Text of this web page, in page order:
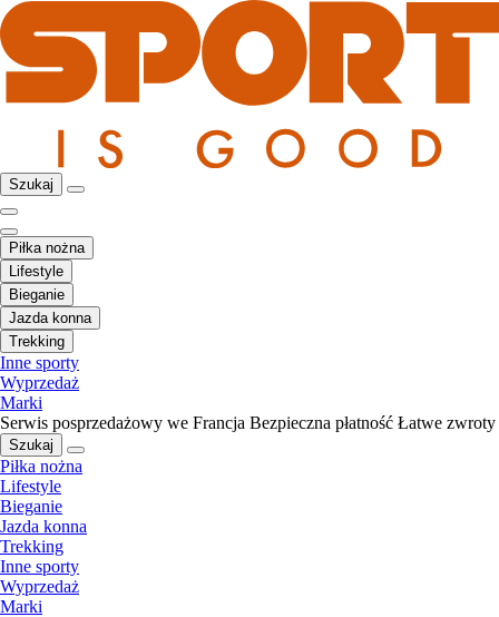
Szukaj
Piłka nożna
Lifestyle
Bieganie
Jazda konna
Trekking
Inne sporty
Wyprzedaż
Marki
Serwis posprzedażowy we Francja Bezpieczna płatność Łatwe zwroty
Szukaj
Piłka nożna
Lifestyle
Bieganie
Jazda konna
Trekking
Inne sporty
Wyprzedaż
Marki